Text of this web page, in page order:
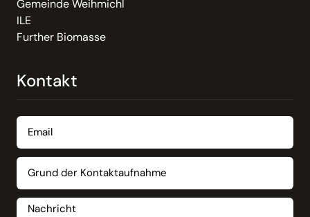
Gemeinde Weihmichl
ILE
Further Biomasse
Kontakt